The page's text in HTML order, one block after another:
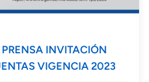
INVITACIÓN
VIGENCIA 2023